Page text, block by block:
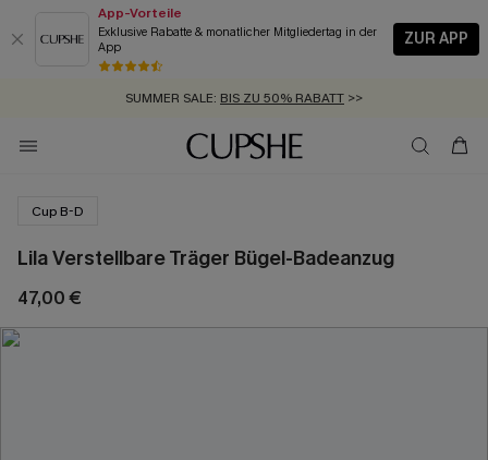
App-Vorteile
Exklusive Rabatte & monatlicher Mitgliedertag in der
App
ZUR APP
GRATIS MASSBAND MIT JEDEM SCHNELLVERSAND-ARTIKEL >>
SUMMER SALE: BIS ZU 50% RABATT >>
ZUM NEWSLETTER:BIS ZU -20% EXTRA ERHALTEN
KOSTENLOSER VERSAND AB 89 €
Cup B-D
Lila Verstellbare Träger Bügel-Badeanzug
47,00 €